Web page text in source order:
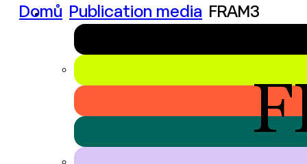
Domů Publication media FRAM3